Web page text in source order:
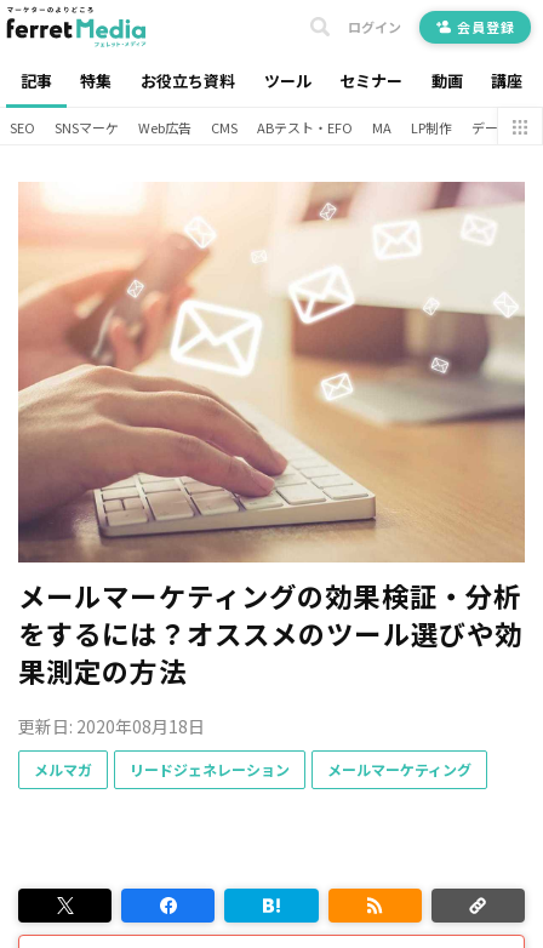
記事 特集 お役立ち資料 ツール セミナー 動画 講座
ログイン 会員登録
SEO SNSマーケ Web広告 CMS ABテスト・EFO MA LP制作 データ分析
メールマーケティングの効果検証・分析
をするには？オススメのツール選びや効
果測定の方法
更新日: 2020年08月18日
メルマガ リードジェネレーション メールマーケティング